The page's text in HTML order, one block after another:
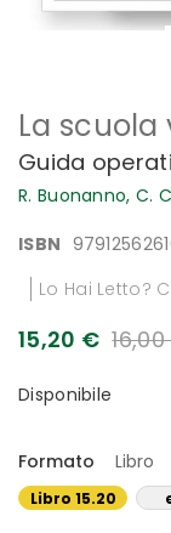
La scuola
Guida
R. Buonanno, C.
ISBN
Lo Hai Letto?
15,20 €
Disponibile
Formato Libro
Libro 15.20
all'inizio
galleria
di